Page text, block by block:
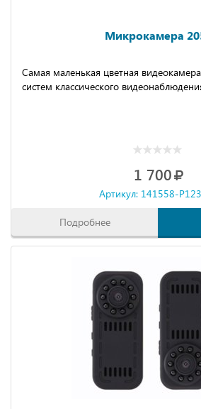
Микрокамера
Самая маленькая цветная
систем классического
1 700
Артикул: 141558-
Подробнее